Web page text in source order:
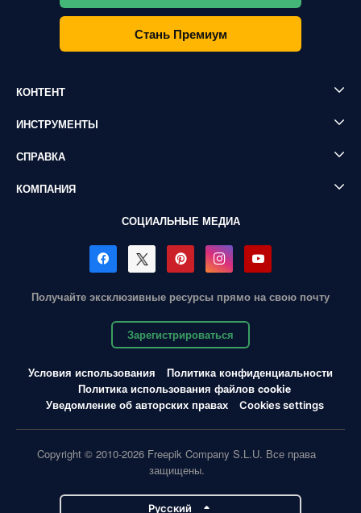
Стань Премиум
КОНТЕНТ
ИНСТРУМЕНТЫ
СПРАВКА
КОМПАНИЯ
СОЦИАЛЬНЫЕ МЕДИА
Получайте эксклюзивные ресурсы прямо на свою почту
Зарегистрироваться
Условия использования
Политика конфиденциальности
Политика использования файлов cookie
Уведомление об авторских правах
Cookies settings
Copyright © 2010-2026 Freepik Company S.L.U. Все права
защищены.
Pусский